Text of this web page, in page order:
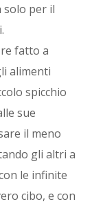
solo per il
fatto a
alimenti
spicchio
sue
il meno
gli altri a
le infinite
cibo, e con